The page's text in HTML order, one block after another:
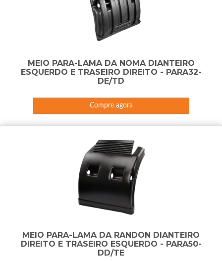
MEIO PARA-LAMA DA NOMA DIANTEIRO
ESQUERDO E TRASEIRO DIREITO - PARA32-
DE/TD
Compre agora
MEIO PARA-LAMA DA RANDON DIANTEIRO
DIREITO E TRASEIRO ESQUERDO - PARA50-
DD/TE